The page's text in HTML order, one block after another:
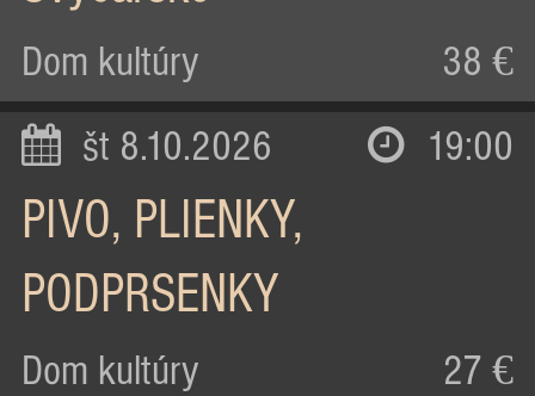
Dom kultúry 38 €
št 8.10.2026 19:00
PIVO, PLIENKY,
PODPRSENKY
Dom kultúry 27 €